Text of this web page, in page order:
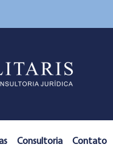
Consultoria Contato